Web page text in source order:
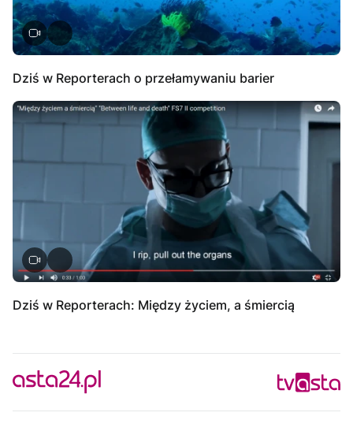
Dziś w Reporterach o przełamywaniu barier
Dziś w Reporterach: Między życiem, a śmiercią